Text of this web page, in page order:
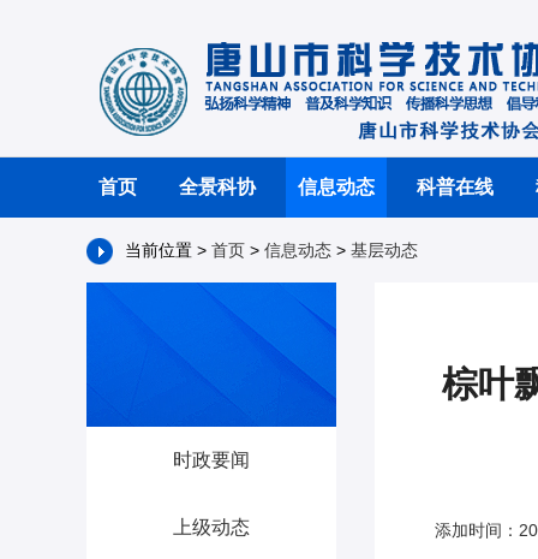
首页 全景科协 信息动态 科普在线
当前位置 > 首页 > 信息动态 > 基层动态
时政要闻
上级动态
棕叶
添加时间：